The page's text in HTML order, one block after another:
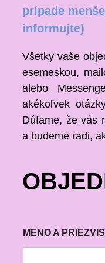
prípade
informujte)
Všetky vaše
esemeskou,
alebo
akékoľvek
Dúfame, že vás
a budeme radi,
MENO A